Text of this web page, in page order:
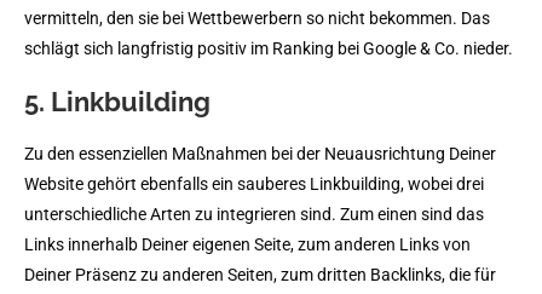
vermitteln, den sie bei Wettbewerbern so nicht bekommen. Das
schlägt sich langfristig positiv im Ranking bei Google & Co. nieder.
5. Linkbuilding
Zu den essenziellen Maßnahmen bei der Neuausrichtung Deiner
Website gehört ebenfalls ein sauberes Linkbuilding, wobei drei
unterschiedliche Arten zu integrieren sind. Zum einen sind das
Links innerhalb Deiner eigenen Seite, zum anderen Links von
Deiner Präsenz zu anderen Seiten, zum dritten Backlinks, die für